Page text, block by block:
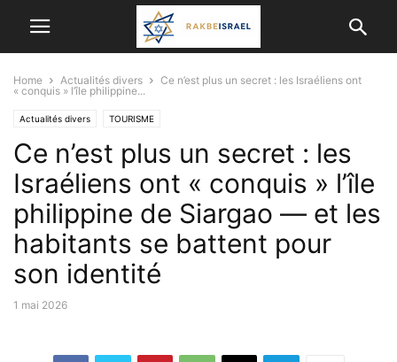
Home Actualités divers
Ce n’est plus un secret : les Israéliens ont
« conquis » l’île philippine...
Actualités divers TOURISME
Ce n’est plus un secret : les
Israéliens ont « conquis » l’île
philippine de Siargao — et les
habitants se battent pour
son identité
1 mai 2026